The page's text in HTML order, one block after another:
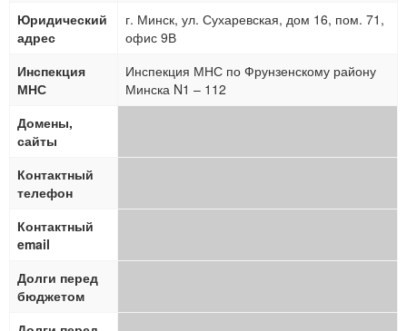
Юридический
адрес
г. Минск, ул. Сухаревская, дом 16, пом. 71,
офис 9В
Инспекция
МНС
Инспекция МНС по Фрунзенскому району
Минска N1 – 112
Домены,
сайты
Контактный
телефон
Контактный
email
Долги перед
бюджетом